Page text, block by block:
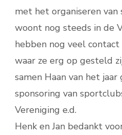
met het organiseren van
woont nog steeds in de
hebben nog veel
waar ze erg op gesteld
samen Haan van het jaar
sponsoring van
Vereniging e.d.
Henk en Jan bedankt